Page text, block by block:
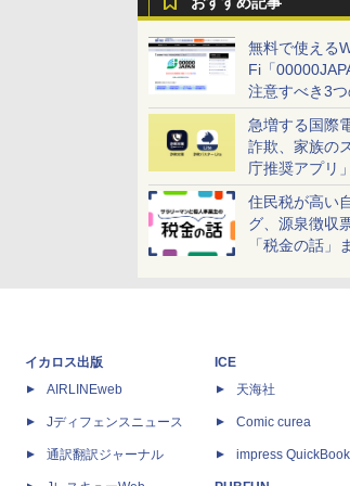
無料で使える
Fi「
注意すべき3
急増する国際
詐欺、家族の
庁推奨アプリ
しよう！
住民税が高い
グ、源泉徴収
「税金の話」
イカロス出版
AIRLINEweb
Jディフェンスニュース
通訳翻訳ジャーナル
ICE
天海社
Comic curea
impress